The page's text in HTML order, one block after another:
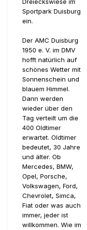
Sportpark Duisburg
ein.
Der AMC Duisburg
1950 e. V. im DMV
hofft natürlich auf
schönes Wetter mit
Sonnenschein und
blauem Himmel.
Dann werden
wieder über den
Tag verteilt um die
400 Oldtimer
erwartet. Oldtimer
bedeutet, 30 Jahre
und älter. Ob
Mercedes, BMW,
Opel, Porsche,
Volkswagen, Ford,
Chevrolet, Simca,
Fiat oder was auch
immer, jeder ist
willkommen. Wie im